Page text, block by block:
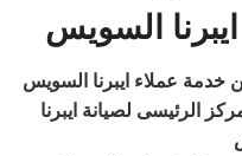
السويس
الرئيسى لصيانة ايبرنا